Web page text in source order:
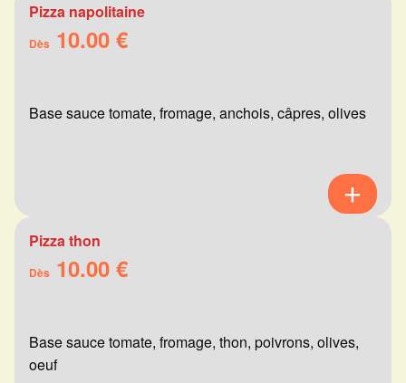
Pizza napolitaine
Dès 10.00 €
Base sauce tomate, fromage, anchois, câpres, olives
Pizza thon
Dès 10.00 €
Base sauce tomate, fromage, thon, poivrons, olives,
oeuf